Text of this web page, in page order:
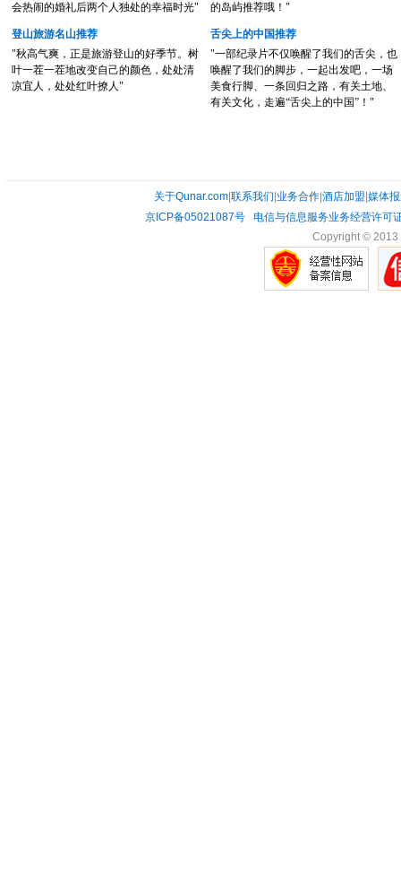
会热闹的婚礼后两个人独处的幸福时光"
登山旅游名山推荐
"秋高气爽，正是旅游登山的好季节。树
叶一茬一茬地改变自己的颜色，处处清
凉宜人，处处红叶撩人"
的岛屿推荐哦！"
舌尖上的中国推荐
"一部纪录片不仅唤醒了我们的舌尖，也
唤醒了我们的脚步，一起出发吧，一场
美食行脚、一条回归之路，有关土地、
有关文化，走遍“舌尖上的中国”！"
关于Qunar.com|联系我们|业务合作|酒店加盟|媒体
京ICP备05021087号
电信与信息服务业务经营许可
Copyright © 2013